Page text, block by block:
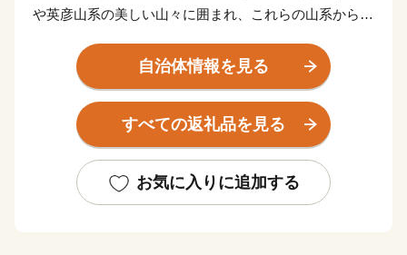
や英彦山系の美しい山々に囲まれ、これらの山系から流
陵地で市域が形成されています。気候は、内陸特有の性
質から寒暖の差が大きく、雨量も多いことから、四季の
移ろいがはっきりしているといった特徴があります。
え、江戸時代には幕府直轄地・天領として西国筋郡代が
置かれるなど、九州の政治・経済・文化の中心地として
自治体情報を見る
すべての返礼品を見る
お気に入りに追加する